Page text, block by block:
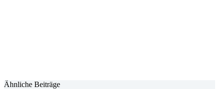
Ähnliche Beiträge